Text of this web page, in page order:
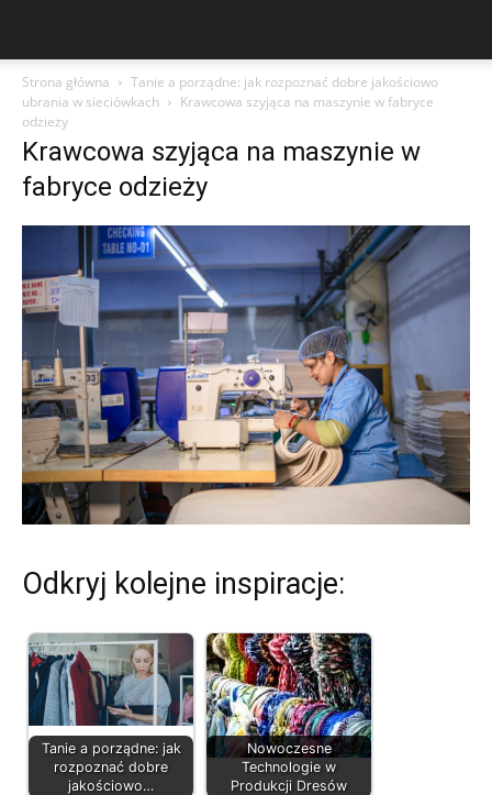
Strona główna
Tanie a porządne: jak rozpoznać dobre jakościowo
ubrania w sieciówkach
Krawcowa szyjąca na maszynie w fabryce
odzieży
Krawcowa szyjąca na maszynie w
fabryce odzieży
Odkryj kolejne inspiracje:
Tanie a porządne: jak
rozpoznać dobre
jakościowo…
Nowoczesne
Technologie w
Produkcji Dresów